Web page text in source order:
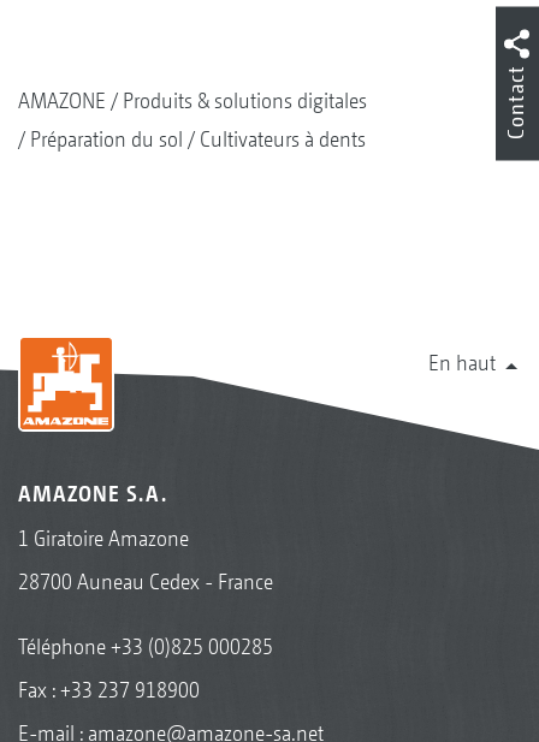
AMAZONE
Produits & solutions digitales
Préparation du sol
Cultivateurs à dents
En haut
AMAZONE S.A.
1 Giratoire Amazone
28700 Auneau Cedex - France
Téléphone+33 (0)825 000285
Fax : +33 237 918900
E-mail : amazone@amazone-sa.net
Contact